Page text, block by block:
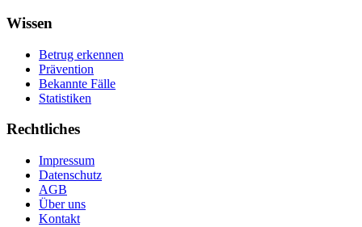
Wissen
Betrug erkennen
Prävention
Bekannte Fälle
Statistiken
Rechtliches
Impressum
Datenschutz
AGB
Über uns
Kontakt